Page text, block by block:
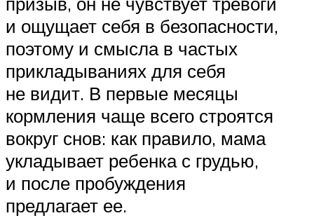
и ощущает себя в безопасности,
поэтому и смысла в частых
прикладываниях для себя
не видит. В первые месяцы
кормления чаще всего строятся
вокруг снов: как правило, мама
укладывает ребенка с грудью,
и после пробуждения
предлагает ее.